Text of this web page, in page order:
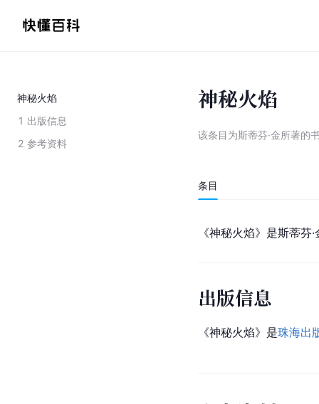
神秘火焰
1 出版信息
2 参考资料
神秘火焰
该条目为斯蒂芬·金所著的
条目
《神秘火焰》是斯蒂芬
出版信息
《神秘火焰》是珠海出